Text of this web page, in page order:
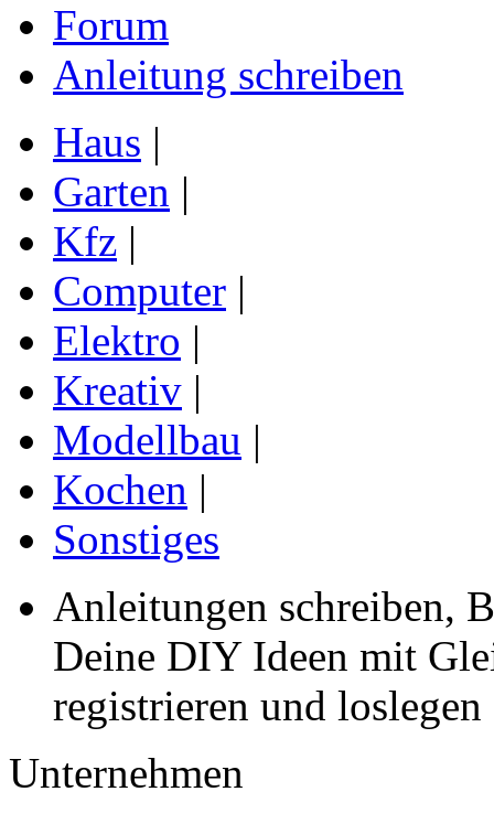
Forum
Anleitung schreiben
Haus |
Garten |
Kfz |
Computer |
Elektro |
Kreativ |
Modellbau |
Kochen |
Sonstiges
Anleitungen schreiben,
Deine DIY Ideen mit
registrieren und loslegen
Unternehmen